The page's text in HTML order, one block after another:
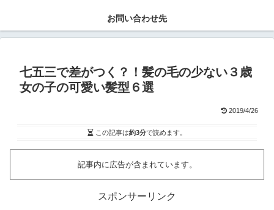
お問い合わせ先
七五三で差がつく？！髪の毛の少ない３歳
女の子の可愛い髪型６選
2019/4/26
この記事は約3分で読めます。
記事内に広告が含まれています。
スポンサーリンク